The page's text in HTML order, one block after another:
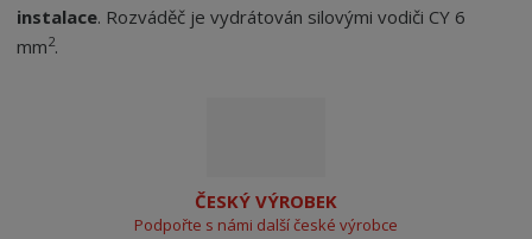
instalace. Rozváděč je vydrátován silovými vodiči CY 6
mm2.
ČESKÝ VÝROBEK
Podpořte s námi další české výrobce